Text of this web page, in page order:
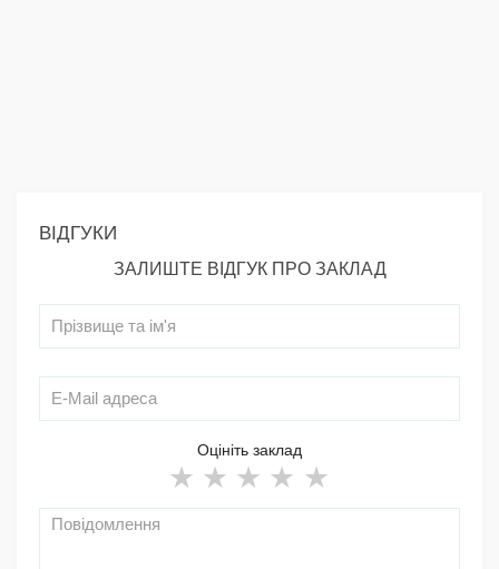
ВІДГУКИ
ЗАЛИШТЕ ВІДГУК ПРО ЗАКЛАД
Оцініть заклад